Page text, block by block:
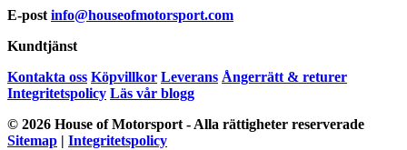
E-post info@houseofmotorsport.com
Kundtjänst
Kontakta oss Köpvillkor Leverans Ångerrätt & returer
Integritetspolicy Läs vår blogg
© 2026 House of Motorsport - Alla rättigheter reserverade
Sitemap | Integritetspolicy